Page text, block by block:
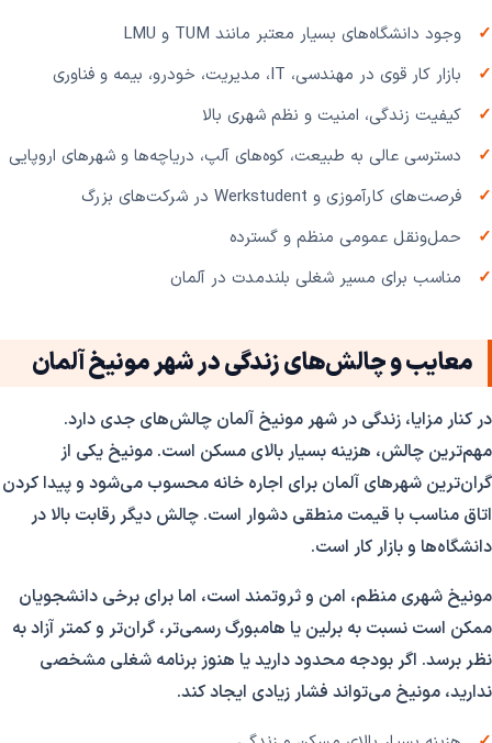
وجود دانشگاه‌های بسیار معتبر مانند TUM و LMU
بازار کار قوی در مهندسی، IT، مدیریت، خودرو، بیمه و فناوری
کیفیت زندگی، امنیت و نظم شهری بالا
دسترسی عالی به طبیعت، کوه‌های آلپ، دریاچه‌ها و شهرهای اروپایی
فرصت‌های کارآموزی و Werkstudent در شرکت‌های بزرگ
حمل‌ونقل عمومی منظم و گسترده
مناسب برای مسیر شغلی بلندمدت در آلمان
معایب و چالش‌های زندگی در شهر مونیخ آلمان
در کنار مزایا، زندگی در شهر مونیخ آلمان چالش‌های جدی دارد.
مهم‌ترین چالش، هزینه بسیار بالای مسکن است. مونیخ یکی از
گران‌ترین شهرهای آلمان برای اجاره خانه محسوب می‌شود و پیدا کردن
اتاق مناسب با قیمت منطقی دشوار است. چالش دیگر رقابت بالا در
دانشگاه‌ها و بازار کار است.
مونیخ شهری منظم، امن و ثروتمند است، اما برای برخی دانشجویان
ممکن است نسبت به برلین یا هامبورگ رسمی‌تر، گران‌تر و کمتر آزاد به
نظر برسد. اگر بودجه محدود دارید یا هنوز برنامه شغلی مشخصی
ندارید، مونیخ می‌تواند فشار زیادی ایجاد کند.